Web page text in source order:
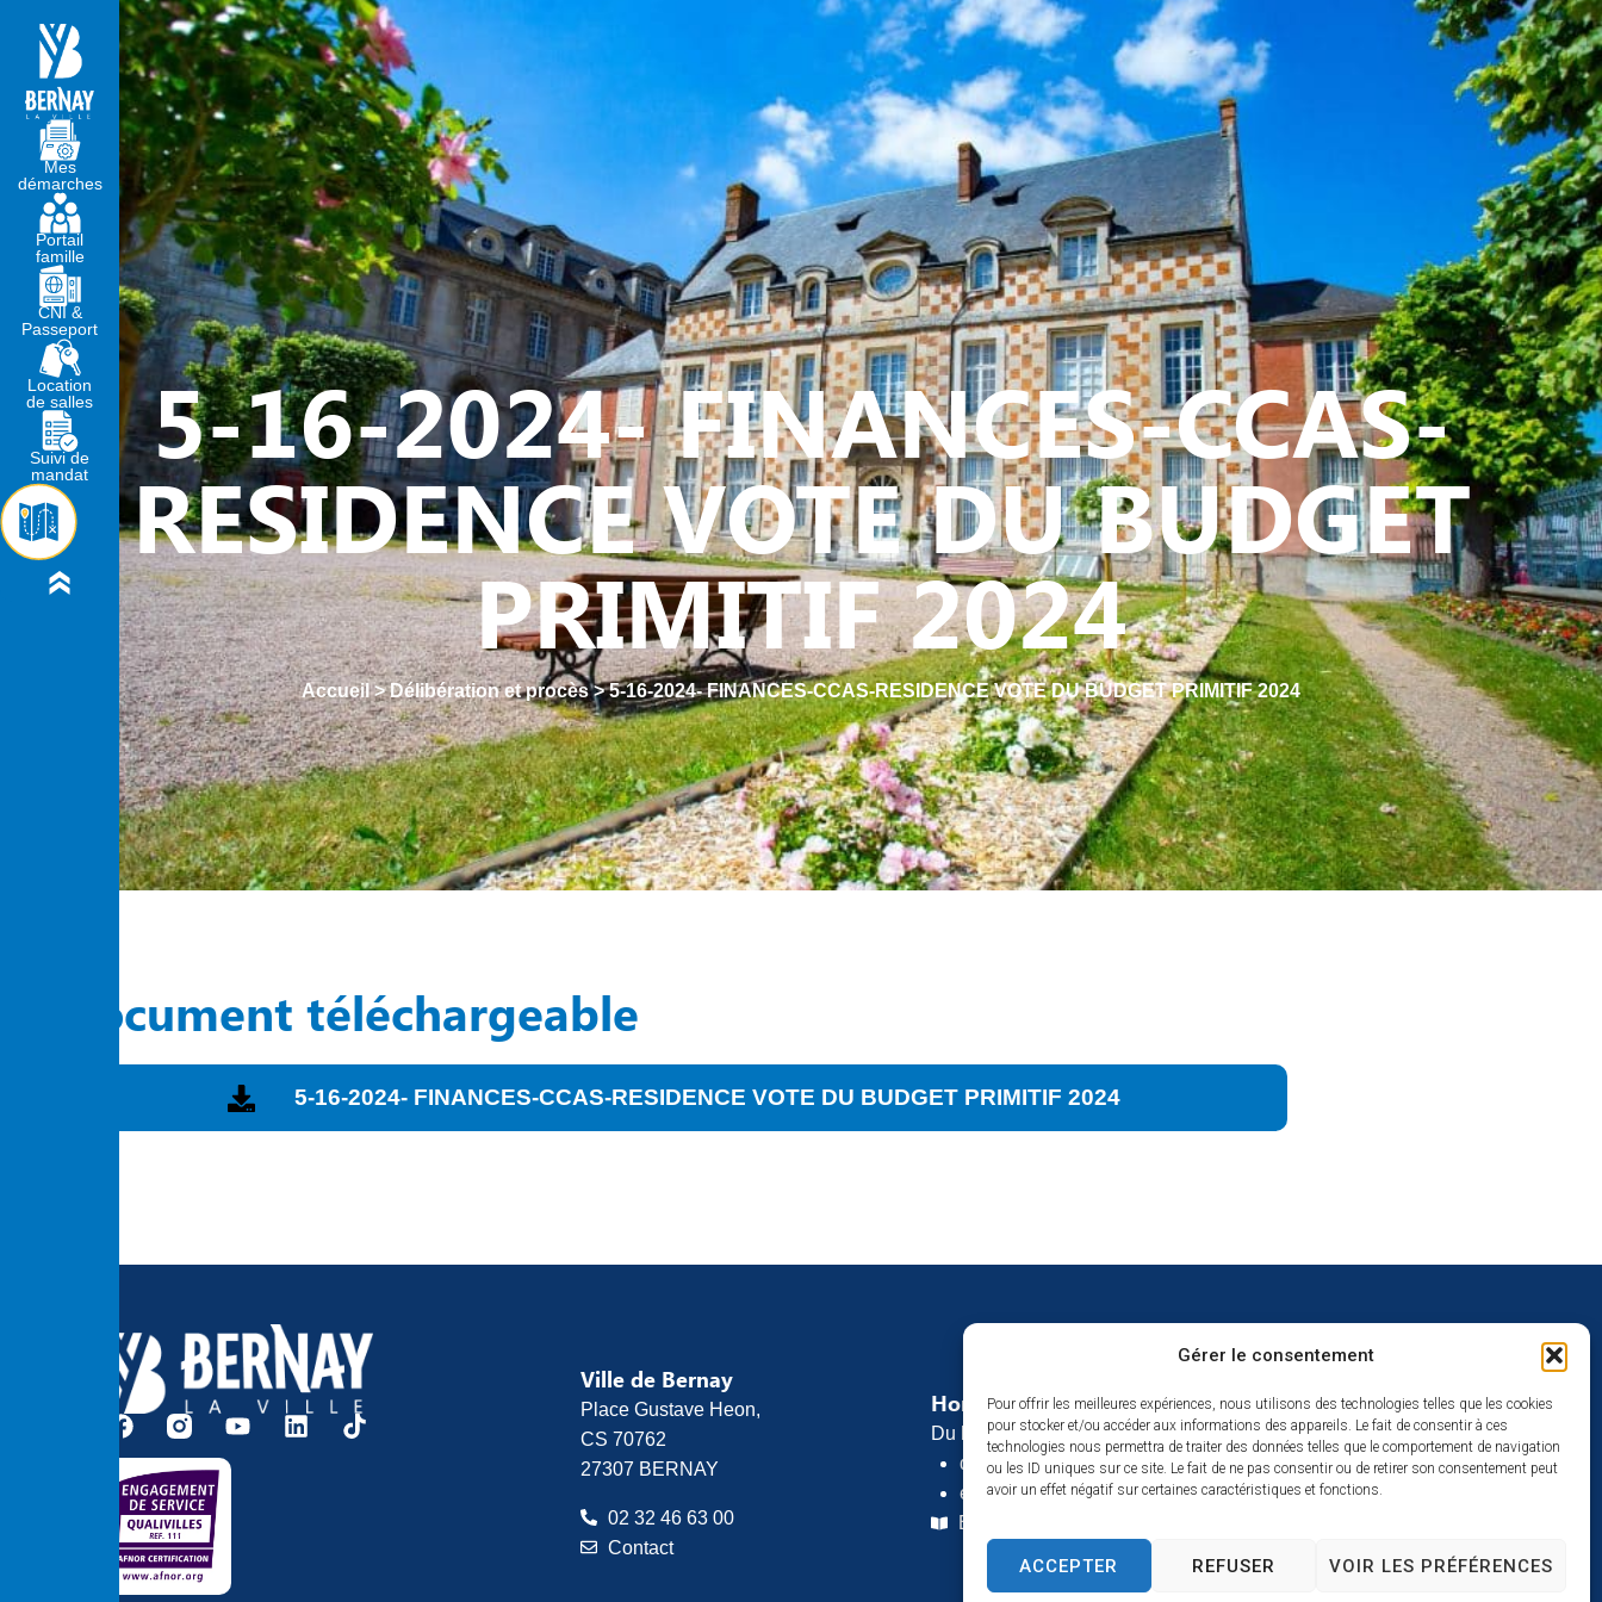
Gérer le consentement
Pour offrir les meilleures expériences, nous utilisons des technologies telles que les cookies
pour stocker et/ou accéder aux informations des appareils. Le fait de consentir à ces
technologies nous permettra de traiter des données telles que le comportement de navigation
ou les ID uniques sur ce site. Le fait de ne pas consentir ou de retirer son consentement peut
avoir un effet négatif sur certaines caractéristiques et fonctions.
ACCEPTER REFUSER VOIR LES PRÉFÉRENCES
MA MAIRIE VIVRE À BERNAY ACTION SOCIALE VIE ASSOCIATIVE - SPORTIVE
5-16-2024- FINANCES-CCAS-
RESIDENCE VOTE DU BUDGET
PRIMITIF 2024
Accueil>Délibération et procès>5-16-2024- FINANCES-CCAS-RESIDENCE VOTE DU BUDGET PRIMITIF 2024
Document téléchargeable
5-16-2024- FINANCES-CCAS-RESIDENCE VOTE DU BUDGET PRIMITIF 2024
Mes
démarches
Portail
famille
CNI &
Passeport
Location
de salles
Suivi de
mandat
Ville de Bernay
Place Gustave Heon,
CS 70762
27307 BERNAY
02 32 46 63 00
Contact
Horaires d’ouverture
Du lundi au vendredi :
de 8h30 à 12h
et de 13h30 à 17h
Espace presse